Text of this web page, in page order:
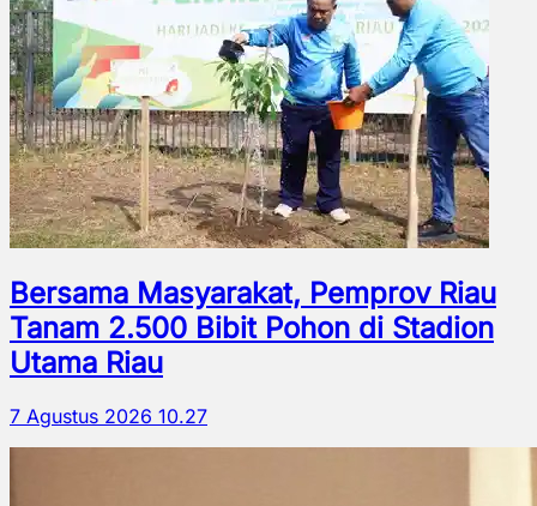
Bersama Masyarakat, Pemprov Riau
Tanam 2.500 Bibit Pohon di Stadion
Utama Riau
7 Agustus 2026 10.27